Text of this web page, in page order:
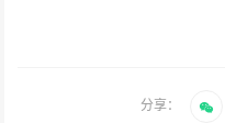
分享：